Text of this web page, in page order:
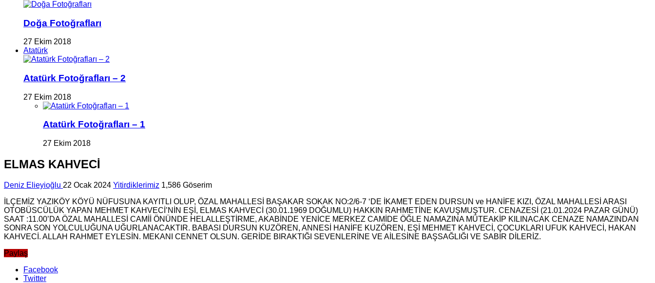
Doğa Fotoğrafları
27 Ekim 2018
Atatürk
Atatürk Fotoğrafları – 2
27 Ekim 2018
Atatürk Fotoğrafları – 1
27 Ekim 2018
ELMAS KAHVECİ
Deniz Elieyioğlu 22 Ocak 2024 Yitirdiklerimiz 1,586 Göserim
İLÇEMİZ YAZIKÖY KÖYÜ NÜFUSUNA KAYITLI OLUP, ÖZAL MAHALLESİ BAŞAKAR SOKAK NO:2/6-7 ‘DE İKAMET EDEN DURSUN ve HANİFE KIZI, ÖZAL MAHALLESİ ARASI
OTOBÜSCÜLÜK YAPAN MEHMET KAHVECİ’NİN EŞİ, ELMAS KAHVECİ (30.01.1969 DOĞUMLU) HAKKIN RAHMETİNE KAVUŞMUŞTUR. CENAZESİ (21.01.2024 PAZAR GÜNÜ)
SAAT :11.00’DA ÖZAL MAHALLESİ CAMİİ ÖNÜNDE HELALLEŞTİRME, AKABİNDE YENİCE MERKEZ CAMİDE ÖĞLE NAMAZINA MÜTEAKİP KILINACAK CENAZE NAMAZINDAN
SONRA SON YOLCULUĞUNA UĞURLANACAKTIR. BABASI DURSUN KUZÖREN, ANNESİ HANİFE KUZÖREN, EŞİ MEHMET KAHVECİ, ÇOCUKLARI UFUK KAHVECİ, HAKAN
KAHVECİ. ALLAH RAHMET EYLESİN. MEKANI CENNET OLSUN. GERİDE BIRAKTIĞI SEVENLERİNE VE AİLESİNE BAŞSAĞLIĞI VE SABIR DİLERİZ.
Paylaş
Facebook
Twitter